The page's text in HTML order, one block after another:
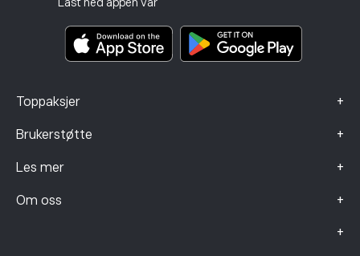
Toppaksjer +
Brukerstøtte +
Les mer +
Om oss +
+
Nøkkelinformasjonsdokumenter
Klagedata (FCA-klienter)